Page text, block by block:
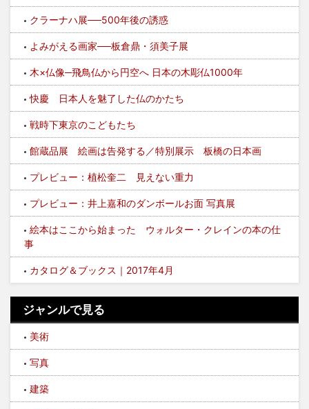
クラーナハ展──500年後の誘惑
よみがえる画家──板倉鼎・須美子展
木×仏像─飛鳥仏から円空へ 日本の木彫仏1000年
快慶 日本人を魅了した仏のかたち
戦時下東京のこどもたち
館蔵品展 絵画は告発する／特別展示 板橋の日本画
プレビュー：植松奎二 見えない重力
プレビュー：井上嘉和のダンボールお面 写真展
絵本はここから始まった ウォルター・クレインの本の仕
事
カタログ＆ブックス｜2017年4月
ジャンルで見る
美術
写真
建築